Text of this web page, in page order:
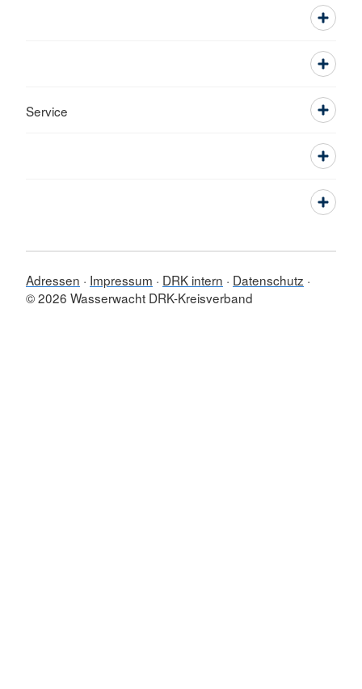
Service
Adressen Impressum DRK intern
Datenschutz
© 2026 Wasserwacht DRK-Kreisverband